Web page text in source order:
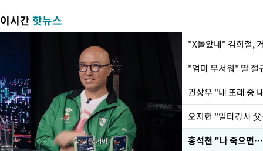
이시간핫뉴스
권상우 "내 또래 중
홍석천 "나 죽으면